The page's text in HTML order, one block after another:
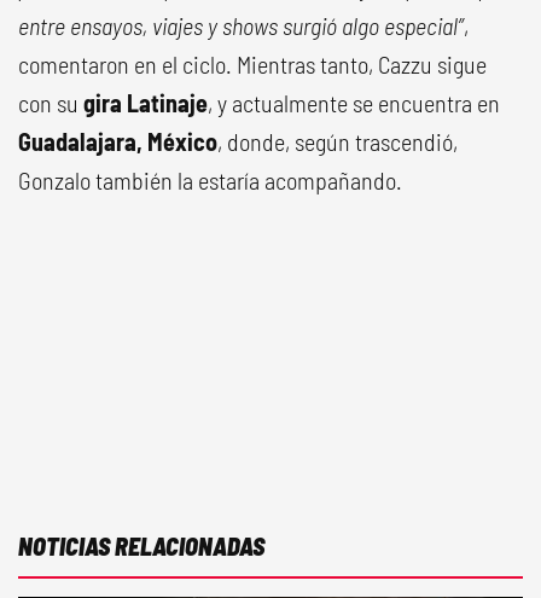
entre ensayos, viajes y shows surgió algo especial”,
comentaron en el ciclo. Mientras tanto, Cazzu sigue
con su gira Latinaje, y actualmente se encuentra en
Guadalajara, México, donde, según trascendió,
Gonzalo también la estaría acompañando.
NOTICIAS RELACIONADAS